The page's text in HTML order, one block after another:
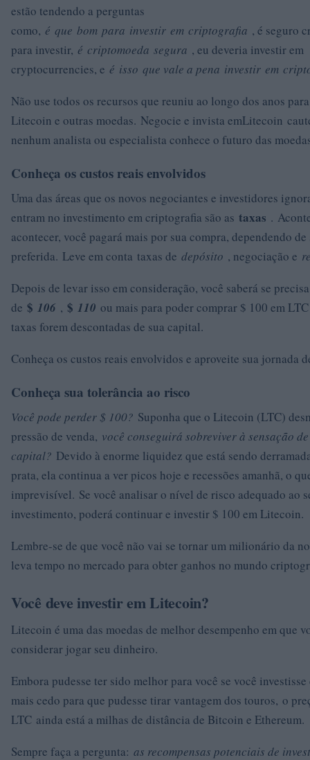
estão tendendo a perguntas
como, é que bom para investir em criptografia , é seguro
para investir, é criptomoeda segura , eu deveria investir em
cryptocurrencies, e é isso que vale a pena investir em
Não use todos os recursos que reuniu ao longo dos anos
Litecoin e outras moedas. Negocie e invista emLitecoin
nenhum analista ou especialista conhece o futuro das
Conheça os custos reais envolvidos
Uma das áreas que os novos negociantes e investidores
entram no investimento em criptografia são as taxas .
acontecer, você pagará mais por sua compra, dependendo
preferida. Leve em conta taxas de depósito , negociação e
Depois de levar isso em consideração, você saberá se precisa
de $ 106 , $ 110 ou mais para poder comprar $ 100 em
taxas forem descontadas de sua capital.
Conheça os custos reais envolvidos e aproveite sua jornada
Conheça sua tolerância ao risco
Você pode perder $ 100? Suponha que o Litecoin (LTC)
pressão de venda, você conseguirá sobreviver à sensação
capital? Devido à enorme liquidez que está sendo
prata, ela continua a ver picos hoje e recessões amanhã, o
imprevisível. Se você analisar o nível de risco adequado ao
investimento, poderá continuar e investir $ 100 em Litecoin.
Lembre-se de que você não vai se tornar um milionário da
leva tempo no mercado para obter ganhos no mundo
Você deve investir em Litecoin?
Litecoin é uma das moedas de melhor desempenho em que
considerar jogar seu dinheiro.
Embora pudesse ter sido melhor para você se você
mais cedo para que pudesse tirar vantagem dos touros, o
LTC ainda está a milhas de distância de Bitcoin e Ethereum.
Sempre faça a pergunta: as recompensas potenciais de